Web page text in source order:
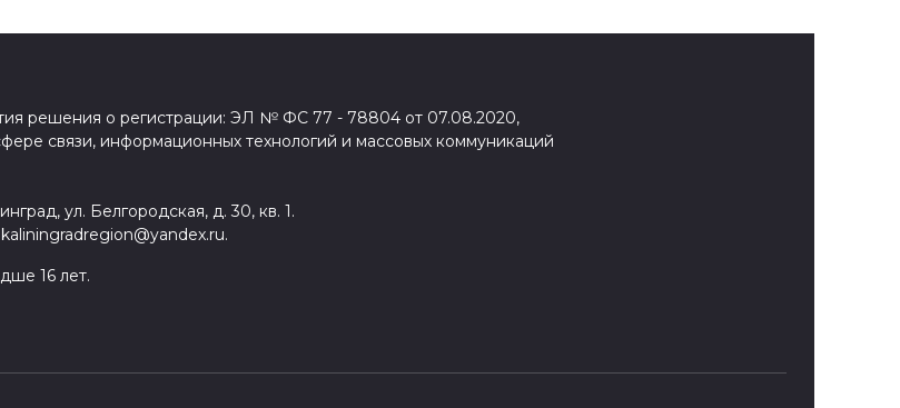
решения о регистрации: ЭЛ № ФС 77 - 78804 от 07.08.2020,
связи, информационных технологий и массовых коммуникаций
ул. Белгородская, д. 30, кв. 1.
16 лет.